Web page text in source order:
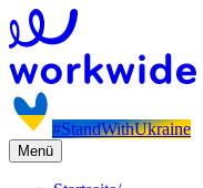
#StandWithUkraine
Menü